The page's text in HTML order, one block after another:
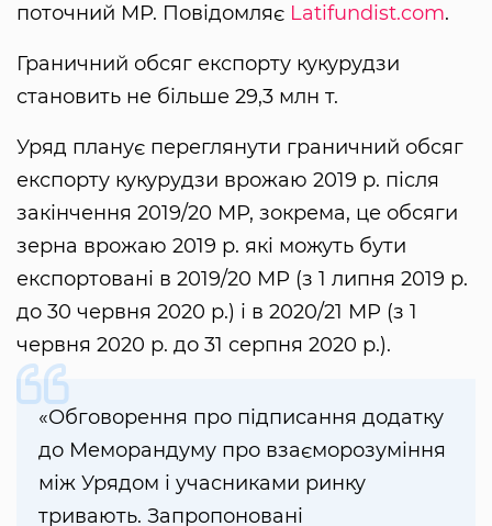
поточний МР. Повідомляє Latifundist.com.
Граничний обсяг експорту кукурудзи
становить не більше 29,3 млн т.
Уряд планує переглянути граничний обсяг
експорту кукурудзи врожаю 2019 р. після
закінчення 2019/20 МР, зокрема, це обсяги
зерна врожаю 2019 р. які можуть бути
експортовані в 2019/20 МР (з 1 липня 2019 р.
до 30 червня 2020 р.) і в 2020/21 МР (з 1
червня 2020 р. до 31 серпня 2020 р.).
«Обговорення про підписання додатку
до Меморандуму про взаєморозуміння
між Урядом і учасниками ринку
тривають. Запропоновані